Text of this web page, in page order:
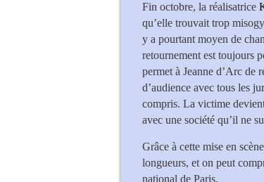
Fin octobre, la réalisatrice
qu’elle trouvait trop
y a pourtant moyen de
retournement est toujours
permet à Jeanne d’Arc de
d’audience avec tous les
compris. La victime
avec une société qu’il ne
Grâce à cette mise en
longueurs, et on peut
national de Paris.